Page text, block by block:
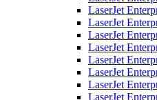
LaserJet
LaserJet
LaserJet
LaserJet
LaserJet
LaserJet
LaserJet
LaserJet